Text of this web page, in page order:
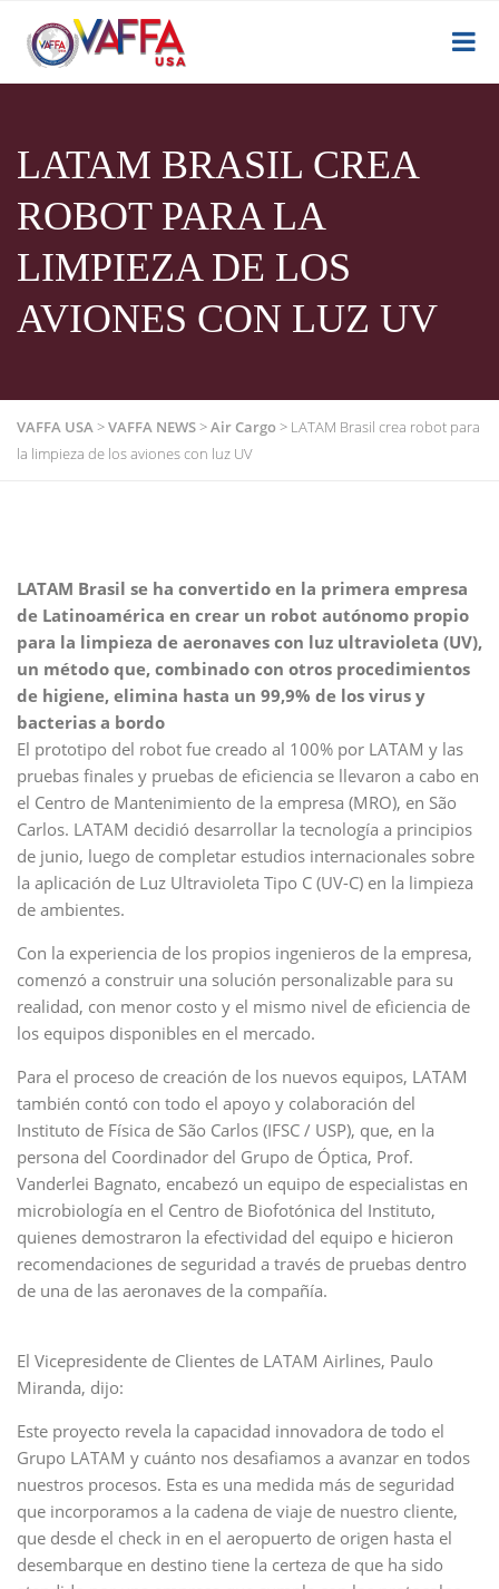
LATAM BRASIL CREA
ROBOT PARA LA
LIMPIEZA DE LOS
AVIONES CON LUZ UV
VAFFA USA>VAFFA NEWS>Air Cargo> LATAM Brasil crea robot para
la limpieza de los aviones con luz UV
LATAM Brasil se ha convertido en la primera empresa
de Latinoamérica en crear un robot autónomo propio
para la limpieza de aeronaves con luz ultravioleta (UV),
un método que, combinado con otros procedimientos
de higiene, elimina hasta un 99,9% de los virus y
bacterias a bordo
El prototipo del robot fue creado al 100% por LATAM y las
pruebas finales y pruebas de eficiencia se llevaron a cabo en
el Centro de Mantenimiento de la empresa (MRO), en São
Carlos. LATAM decidió desarrollar la tecnología a principios
de junio, luego de completar estudios internacionales sobre
la aplicación de Luz Ultravioleta Tipo C (UV-C) en la limpieza
de ambientes.
Con la experiencia de los propios ingenieros de la empresa,
comenzó a construir una solución personalizable para su
realidad, con menor costo y el mismo nivel de eficiencia de
los equipos disponibles en el mercado.
Para el proceso de creación de los nuevos equipos, LATAM
también contó con todo el apoyo y colaboración del
Instituto de Física de São Carlos (IFSC / USP), que, en la
persona del Coordinador del Grupo de Óptica, Prof.
Vanderlei Bagnato, encabezó un equipo de especialistas en
microbiología en el Centro de Biofotónica del Instituto,
quienes demostraron la efectividad del equipo e hicieron
recomendaciones de seguridad a través de pruebas dentro
de una de las aeronaves de la compañía.
El Vicepresidente de Clientes de LATAM Airlines, Paulo
Miranda, dijo:
Este proyecto revela la capacidad innovadora de todo el
Grupo LATAM y cuánto nos desafiamos a avanzar en todos
nuestros procesos. Esta es una medida más de seguridad
que incorporamos a la cadena de viaje de nuestro cliente,
que desde el check in en el aeropuerto de origen hasta el
desembarque en destino tiene la certeza de que ha sido